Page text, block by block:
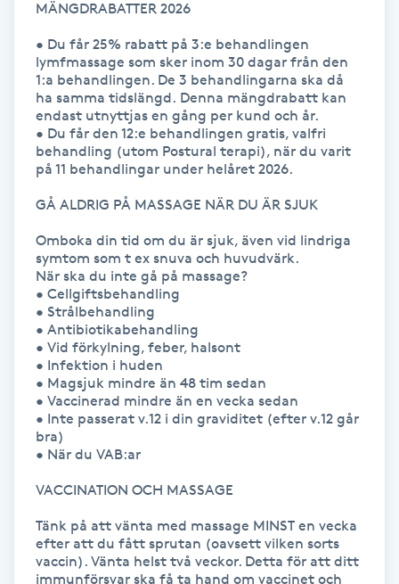
Hårborttagning
Hårbottenbehandling
Hårförlängning
Hårvård
Hälsa
Hälsprickor
Idrottsmassage
IPL hårborttagning
IR-massage
Japansk massage
MÄNGDRABATTER 2026
• Du får 25% rabatt på 3:e behandlingen
lymfmassage som sker inom 30 dagar från den
1:a behandlingen. De 3 behandlingarna ska då
ha samma tidslängd. Denna mängdrabatt kan
endast utnyttjas en gång per kund och år.
• Du får den 12:e behandlingen gratis, valfri
behandling (utom Postural terapi), när du varit
på 11 behandlingar under helåret 2026.
GÅ ALDRIG PÅ MASSAGE NÄR DU ÄR SJUK
Omboka din tid om du är sjuk, även vid lindriga
symtom som t ex snuva och huvudvärk.
När ska du inte gå på massage?
• Cellgiftsbehandling
• Strålbehandling
• Antibiotikabehandling
• Vid förkylning, feber, halsont
• Infektion i huden
• Magsjuk mindre än 48 tim sedan
• Vaccinerad mindre än en vecka sedan
• Inte passerat v.12 i din graviditet (efter v.12 går
bra)
• När du VAB:ar
VACCINATION OCH MASSAGE
Tänk på att vänta med massage MINST en vecka
efter att du fått sprutan (oavsett vilken sorts
vaccin). Vänta helst två veckor. Detta för att ditt
immunförsvar ska få ta hand om vaccinet och